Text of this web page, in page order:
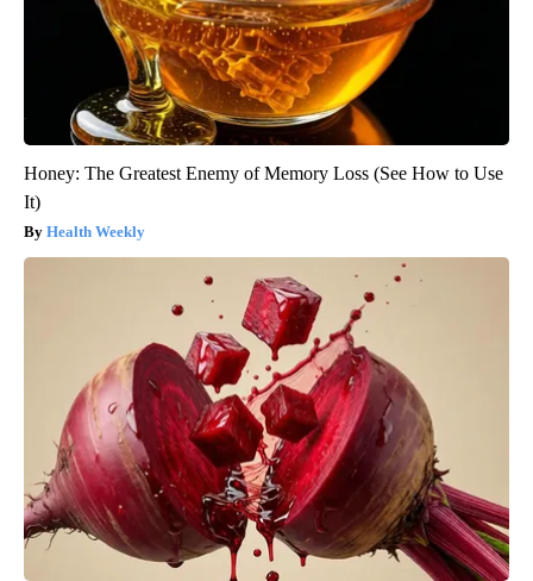
Honey: The Greatest Enemy of Memory Loss (See How to Use
It)
Health Weekly